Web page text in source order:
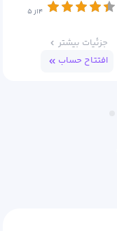
۴از ۵
جزئیات بیشتر
افتتاح حساب